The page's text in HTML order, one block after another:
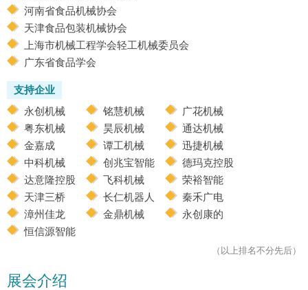
河南省食品机械协会
天津食品包装机械协会
上海市机械工程学会轻工机械委员会
广东省食品学会
支持企业
永创机械
铭慧机械
广花机械
粤东机械
昊辰机械
通达机械
金嘉成
谭工机械
迅捷机械
中科机械
创兆宝智能
德玛克控股
达意隆控股
飞科机械
荣裕智能
天津三桥
长仁机器人
秦禾广电
漳州佳龙
金鼎机械
永创康的
恒信源智能
（以上排名不分先后）
展会介绍